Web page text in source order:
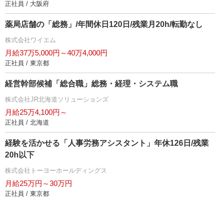
正社員 / 大阪府
薬局店舗の「総務」/年間休日120日/残業月20h/転勤なし
株式会社ワイエム
月給37万5,000円～40万4,000円
正社員 / 東京都
経営幹部候補「総合職」総務・経理・システム職
株式会社JR北海道ソリューションズ
月給25万4,100円～
正社員 / 北海道
経験を活かせる「人事労務アシスタント」年休126日/残業
20h以下
株式会社トーヨーホールディングス
月給25万円～30万円
正社員 / 東京都